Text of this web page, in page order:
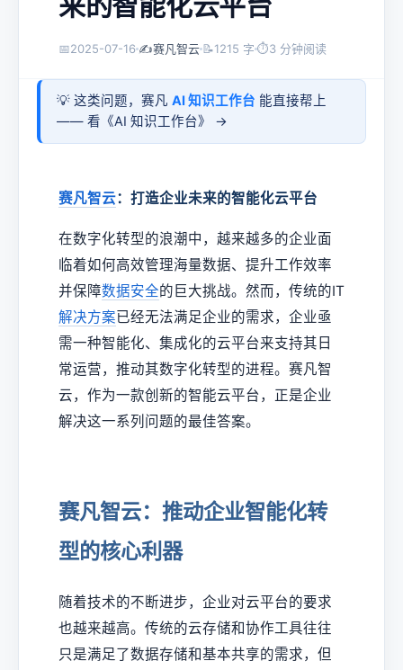
📅2025-07-16 ✍️赛凡智云 📝1215 字 ⏱3 分钟阅读
💡 这类问题，赛凡 AI 知识工作台 能直接帮上
—— 看《AI 知识工作台》 →
赛凡智云：打造企业未来的智能化云平台
在数字化转型的浪潮中，越来越多的企业面
临着如何高效管理海量数据、提升工作效率
并保障数据安全的巨大挑战。然而，传统的IT
解决方案已经无法满足企业的需求，企业亟
需一种智能化、集成化的云平台来支持其日
常运营，推动其数字化转型的进程。赛凡智
云，作为一款创新的智能云平台，正是企业
解决这一系列问题的最佳答案。
赛凡智云：推动企业智能化转
型的核心利器
随着技术的不断进步，企业对云平台的要求
也越来越高。传统的云存储和协作工具往往
只是满足了数据存储和基本共享的需求，但